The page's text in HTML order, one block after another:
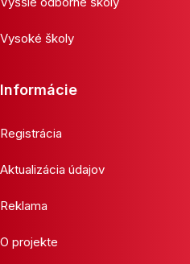
Vysoké školy
Informácie
Registrácia
Aktualizácia údajov
Reklama
O projekte